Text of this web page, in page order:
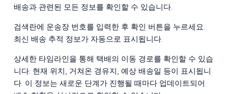
배송과 관련된 모든 정보를 확인할 수 있습니다.
검색란에 운송장 번호를 입력한 후 확인 버튼을 누르세요.
최신 배송 추적 정보가 자동으로 표시됩니다.
상세한 타임라인을 통해 택배의 이동 경로를 확인할 수 있습
니다: 현재 위치, 거쳐온 경유지, 예상 배송일 등이 표시됩니
다. 이 정보는 새로운 단계가 진행될 때마다 업데이트되어